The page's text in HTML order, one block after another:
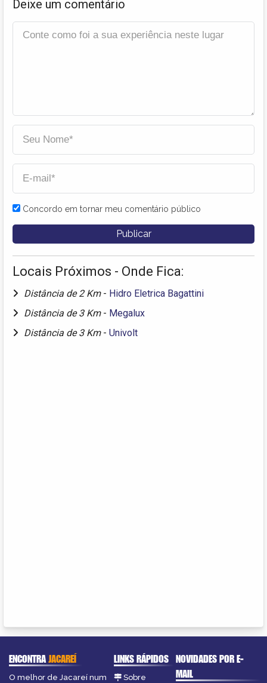
Deixe um comentário
Concordo em tornar meu comentário público
Locais Próximos - Onde Fica:
Distância de 2 Km - Hidro Eletrica Bagattini
Distância de 3 Km - Megalux
Distância de 3 Km - Univolt
ENCONTRAJACAREÍ
O melhor de Jacareí num
LINKS RÁPIDOS
Sobre
NOVIDADES POR E-
MAIL